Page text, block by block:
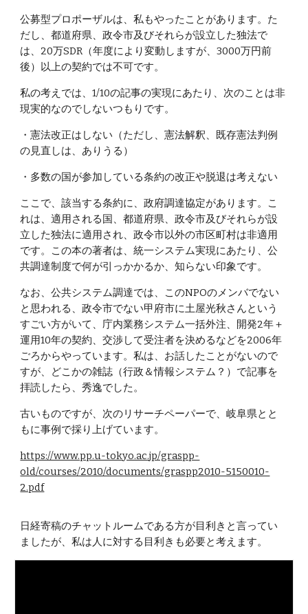
公募型プロポーザルは、私もやったことがあります。た
だし、都道府県、政令市及びそれらが設立した独法で
は、20万SDR（年度により変動しますが、3000万円前
後）以上の契約では不可です。
私の考えでは、1/10の記事の実現にあたり、次のことは非
現実的なのでしないつもりです。
・憲法改正はしない（ただし、憲法解釈、既存憲法判例
の見直しは、ありうる）
・多数の国が参加している条約の改正や脱退は考えない
ここで、該当する条約に、政府調達協定があります。こ
れは、適用される国、都道府県、政令市及びそれらが設
立した独法に適用され、政令市以外の市区町村は非適用
です。この本の著者は、統一システム実現にあたり、公
共調達制度で何が引っかかるか、知らない印象です。
なお、公共システム調達では、このNPOのメンバでない
と思われる、政令市でない甲府市に土屋光秋さんという
すごい方がいて、庁内業務システム一括外注、開発2年＋
運用10年の契約、交渉して受注者を決めるなどを2006年
ごろからやっています。私は、お話したことがないので
すが、どこかの雑誌（行政＆情報システム？）で記事を
拝読したら、秀逸でした。
古いものですが、次のリサーチペーパーで、岐阜県とと
もに事例で採り上げています。
https://www.pp.u-tokyo.ac.jp/graspp-
old/courses/2010/documents/graspp2010-5150010-
2.pdf
日経寄稿のチャットルームである方が目利きと言ってい
ましたが、私は人に対する目利きも必要と考えます。